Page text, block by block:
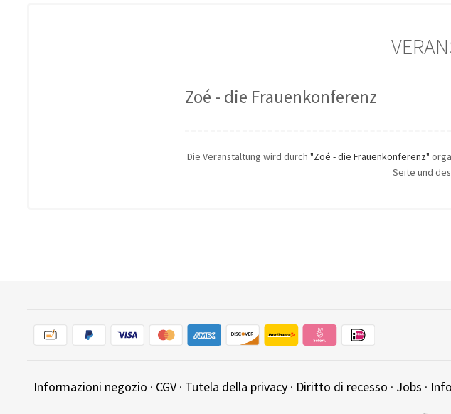
Zoé - die Frauenkonferenz
Die Veranstaltung wird durch"Zoé - die Frauenkonferenz"
Seite und
Informazioni negozio · CGV· Tutela della privacy · Diritto di recesso · Jobs ·